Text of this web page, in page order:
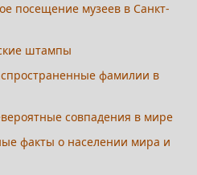
посещение музеев в Санкт-
штампы
фамилии в
совпадения в мире
факты о населении мира и